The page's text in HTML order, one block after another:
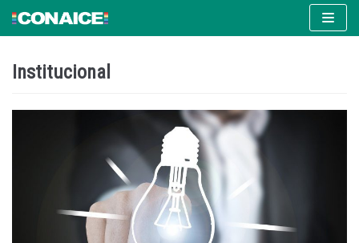
Ir
al
contenido
Institucional